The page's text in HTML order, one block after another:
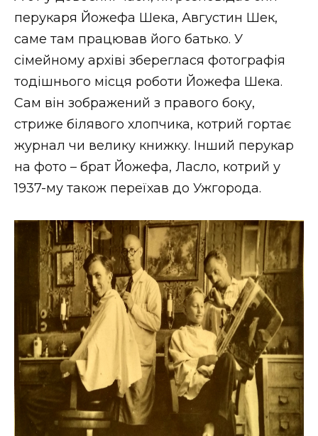
перукаря Йожефа Шека, Августин Шек,
саме там працював його батько. У
сімейному архіві збереглася фотографія
тодішнього місця роботи Йожефа Шека.
Сам він зображений з правого боку,
стриже білявого хлопчика, котрий гортає
журнал чи велику книжку. Інший перукар
на фото – брат Йожефа, Ласло, котрий у
1937-му також переїхав до Ужгорода.